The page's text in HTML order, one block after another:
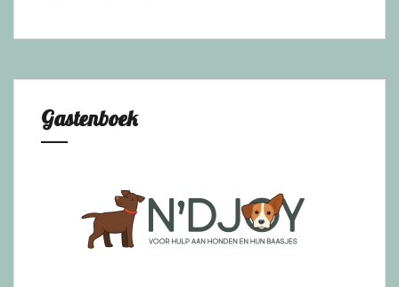
Gastenboek